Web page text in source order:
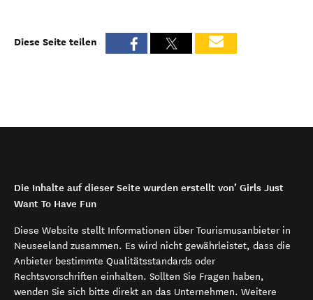
Diese Seite teilen
Die Inhalte auf dieser Seite wurden erstellt von’ Girls Just
Want To Have Fun
Diese Website stellt Informationen über Tourismusanbieter in
Neuseeland zusammen. Es wird nicht gewährleistet, dass die
Anbieter bestimmte Qualitätsstandards oder
Rechtsvorschriften einhalten. Sollten Sie Fragen haben,
wenden Sie sich bitte direkt an das Unternehmen. Weitere